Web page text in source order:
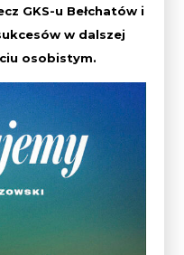
GKS-u Bełchatów i
w dalszej
osobistym.